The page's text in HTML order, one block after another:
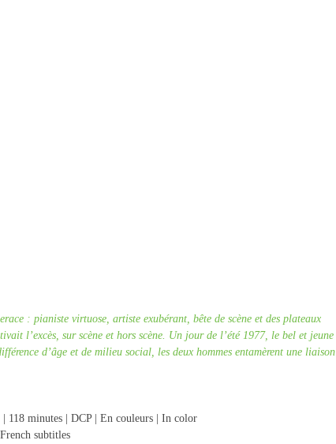
: pianiste virtuose, artiste exubérant, bête de scène et des plateaux
l’excès, sur scène et hors scène. Un jour de l’été 1977, le bel et jeune
d’âge et de milieu social, les deux hommes entamèrent une liaison
118 minutes | DCP | En couleurs | In color
subtitles